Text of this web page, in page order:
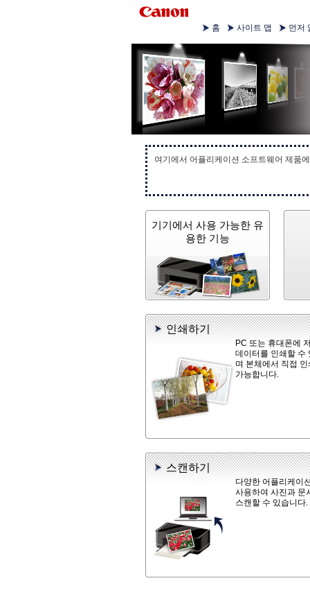
홈 사이트 맵 먼저
여기에서 어플리케이션 소프트웨어 제품
기기에서 사용 가능한 유
용한 기능
인쇄하기
PC 또는 휴대폰에
데이터를 인쇄할 수
며 본체에서 직접 인
가능합니다.
스캔하기
다양한 어플리케이
사용하여 사진과 문
스캔할 수 있습니다.